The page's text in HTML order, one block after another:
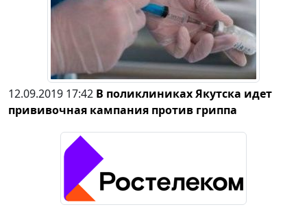
12.09.2019 17:42 В поликлиниках Якутска идет
прививочная кампания против гриппа